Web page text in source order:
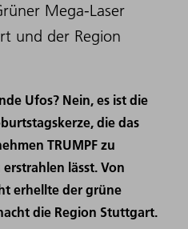
Mega-Laser
und der Region
Ufos? Nein, es ist die
die das
TRUMPF zu
lässt. Von
erhellte der grüne
die Region Stuttgart.